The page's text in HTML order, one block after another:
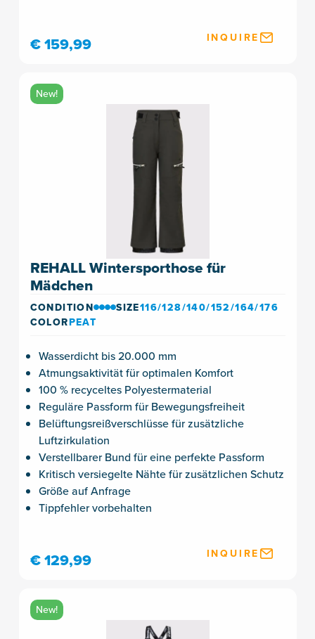
€ 159,99 INQUIRE
New!
REHALL Wintersporthose für
Mädchen
CONDITION SIZE116/128/140/152/164/176
COLORPEAT
Wasserdicht bis 20.000 mm
Atmungsaktivität für optimalen Komfort
100 % recyceltes Polyestermaterial
Reguläre Passform für Bewegungsfreiheit
Belüftungsreißverschlüsse für zusätzliche
Luftzirkulation
Verstellbarer Bund für eine perfekte Passform
Kritisch versiegelte Nähte für zusätzlichen Schutz
Größe auf Anfrage
Tippfehler vorbehalten
€ 129,99 INQUIRE
New!